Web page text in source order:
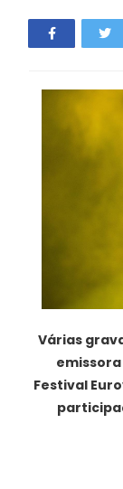
Várias
Festival